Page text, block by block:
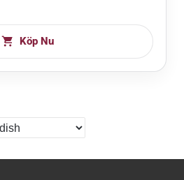
Köp Nu